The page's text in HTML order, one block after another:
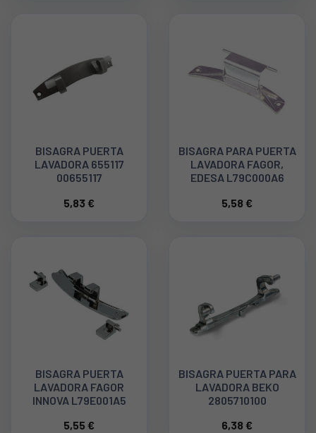
BISAGRA PUERTA
LAVADORA 655117
00655117
5,83 €
BISAGRA PARA PUERTA
LAVADORA FAGOR,
EDESA L79C000A6
5,58 €
BISAGRA PUERTA
LAVADORA FAGOR
INNOVA L79E001A5
5,55 €
BISAGRA PUERTA PARA
LAVADORA BEKO
2805710100
6,38 €